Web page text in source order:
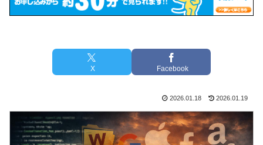
X Facebook
2026.01.18 2026.01.19